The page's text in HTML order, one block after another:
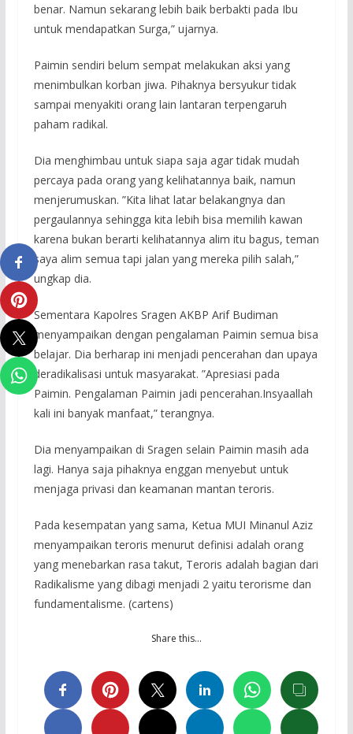
benar. Namun sekarang lebih baik berbakti pada Ibu
untuk mendapatkan Surga,” ujarnya.
Paimin sendiri belum sempat melakukan aksi yang
menimbulkan korban jiwa. Pihaknya bersyukur tidak
sampai menyakiti orang lain lantaran terpengaruh
paham radikal.
Dia menghimbau untuk siapa saja agar tidak mudah
percaya pada orang yang kelihatannya baik, namun
menjerumuskan. ”Kita lihat latar belakangnya dan
pergaulannya sehingga kita lebih bisa memilih kawan
karena bukan berarti kelihatannya alim itu bagus, teman
saya alim semua tapi jalan yang mereka pilih salah,”
ungkap dia.
Sementara Kapolres Sragen AKBP Arif Budiman
menyampaikan dengan pengalaman Paimin semua bisa
belajar. Dia berharap ini menjadi pencerahan dan upaya
deradikalisasi untuk masyarakat. ”Apresiasi pada
Paimin. Pengalaman Paimin jadi pencerahan.Insyaallah
kali ini banyak manfaat,” terangnya.
Dia menyampaikan di Sragen selain Paimin masih ada
lagi. Hanya saja pihaknya enggan menyebut untuk
menjaga privasi dan keamanan mantan teroris.
Pada kesempatan yang sama, Ketua MUI Minanul Aziz
menyampaikan teroris menurut definisi adalah orang
yang menebarkan rasa takut, Teroris adalah bagian dari
Radikalisme yang dibagi menjadi 2 yaitu terorisme dan
fundamentalisme. (cartens)
Share this…